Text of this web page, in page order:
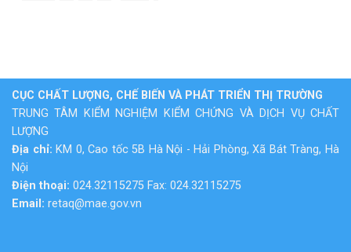
CỤC CHẤT LƯỢNG, CHẾ BIẾN VÀ PHÁT TRIỂN THỊ TRƯỜNG
TRUNG TÂM KIỂM NGHIỆM KIỂM CHỨNG VÀ DỊCH VỤ CHẤT
LƯỢNG
Địa chỉ: KM 0, Cao tốc 5B Hà Nội - Hải Phòng, Xã Bát Tràng, Hà
Nội
Điện thoại: 024.32115275 Fax: 024.32115275
Email: retaq@mae.gov.vn